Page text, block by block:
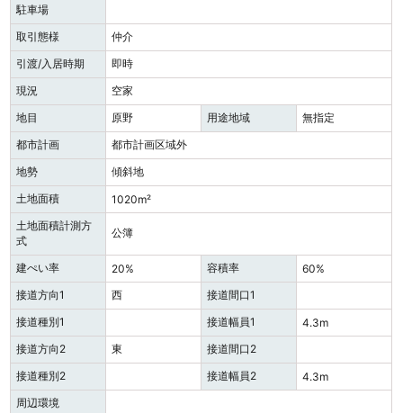
駐車場
取引態様
仲介
引渡/入居時期
即時
現況
空家
地目
原野 用途地域
無指定
都市計画
都市計画区域外
地勢
傾斜地
土地面積
1020m²
土地面積計測方
式
公簿
建ぺい率 20% 容積率
60%
接道方向1
西
接道間口1
接道種別1
接道幅員1
4.3m
接道方向2
東
接道間口2
接道種別2
接道幅員2
4.3m
周辺環境